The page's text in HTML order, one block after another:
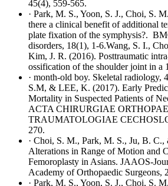
45(4), 559-565.
· Park, M. S., Yoon, S. J., Choi, S.
there a clinical benefit of additional
plate fixation of the symphysis?.
disorders, 18(1), 1-6.Wang, S. I.,
Kim, J. R. (2016). Posttraumatic
ossification of the shoulder joint in a
· month-old boy. Skeletal radiology,
S.M, & LEE, K. (2017). Early
Mortality in Suspected Patients of
ACTA CHIRURGIAE
TRAUMATOLOGIAE
270.
· Choi, S. M., Park, M. S., Ju, B. C.,
Alterations in Range of Motion and
Femoroplasty in Asians. JAAOS-
Academy of Orthopaedic Surgeons,
· Park, M. S., Yoon, S. J., Choi, S.